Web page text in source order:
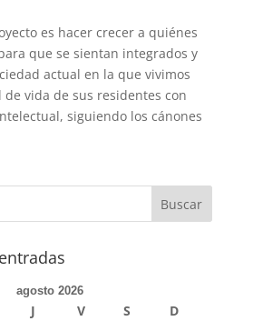
es hacer crecer a quiénes
que se sientan integrados y
actual en la que vivimos
vida de sus residentes con
siguiendo los cánones
agosto 2026
J V S
D